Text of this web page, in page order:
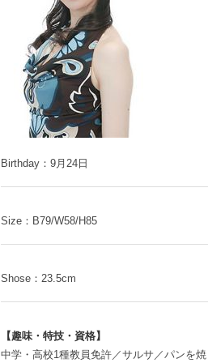
Birthday：9月24日
Size：B79/W58/H85
Shose：23.5cm
【趣味・特技・資格】
中学・高校1種教員免許／サルサ／パンを